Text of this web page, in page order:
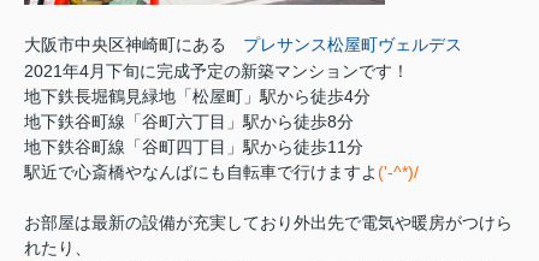
大阪市中央区神崎町にある プレサンス松屋町ヴェルデス
2021年4月下旬に完成予定の新築マンションです！
地下鉄長堀鶴見緑地「松屋町」駅から徒歩4分
地下鉄谷町線「谷町六丁目」駅から徒歩8分
地下鉄谷町線「谷町四丁目」駅から徒歩11分
駅近で心斎橋やなんばにも自転車で行けますよ('-^*)/
お部屋は最新の設備が充実しており外出先で電気や暖房がつけら
れたり、